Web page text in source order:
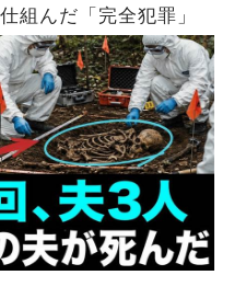
組んだ「完全犯罪」